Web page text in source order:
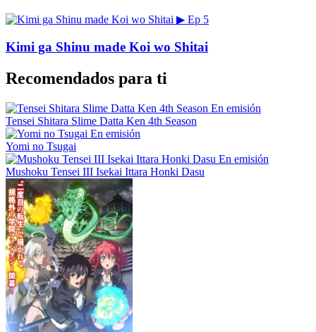
▶ Ep 5
Kimi ga Shinu made Koi wo Shitai
Recomendados para ti
En emisión
Tensei Shitara Slime Datta Ken 4th Season
En emisión
Yomi no Tsugai
En emisión
Mushoku Tensei III Isekai Ittara Honki Dasu